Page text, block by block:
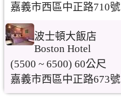
嘉義市西區中正路710號
波士頓大飯店
Boston Hotel
(5500 ~ 6500) 60公尺
嘉義市西區中正路673號